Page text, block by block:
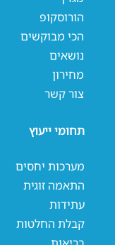
הורוסקופ
הכי מבוקשים
נושאים
מחירון
צור קשר
תחומי ייעוץ
מערכות יחסים
התאמה זוגית
עתידות
קבלת החלטות